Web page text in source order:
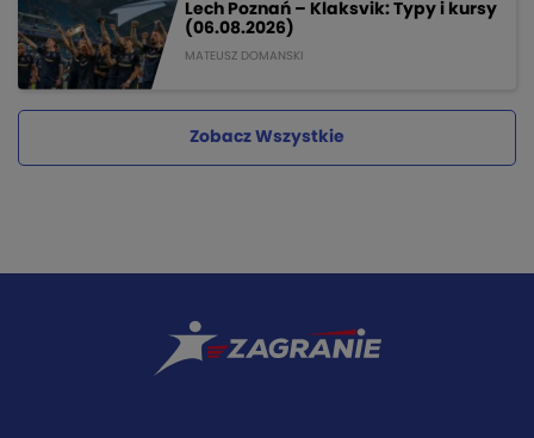
Lech Poznań – Klaksvik: Typy i kursy
(06.08.2026)
MATEUSZ DOMANSKI
Zobacz Wszystkie